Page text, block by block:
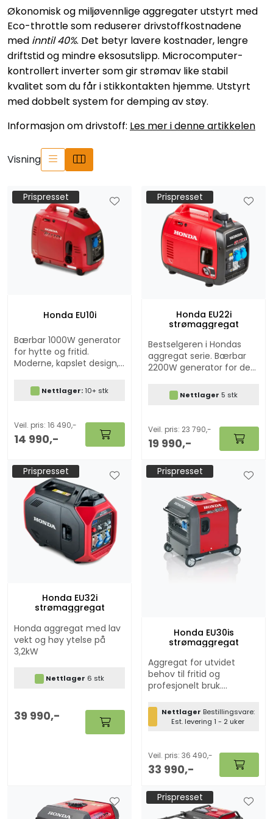
Økonomisk og miljøvennlige aggregater utstyrt med
Eco-throttle som reduserer drivstoffkostnadene
med inntil 40%. Det betyr lavere kostnader, lengre
driftstid og mindre eksosutslipp. Microcomputer-
kontrollert inverter som gir strømav like stabil
kvalitet som du får i stikkontakten hjemme. Utstyrt
med dobbelt system for demping av støy.
Informasjon om drivstoff: Les mer i denne artikkelen
Visning
Prispresset
Honda EU10i
Bærbar 1000W generator
for hytte og fritid.
Moderne, kapslet design,
lydnivå.Nettlager:10+ stk
Veil. pris: 16 490,-
14 990,-
Prispresset
Honda EU22i
strømaggregat
Bestselgeren i Hondas
aggregat serie. Bærbar
2200W generator for den
ekstra
Nettlager 5 stk
Veil. pris: 23 790,-
19 990,-
Prispresset
Honda EU32i
strømaggregat
Honda aggregat med lav
vekt og høy ytelse på
3,2kW
Nettlager 6 stk
39 990,-
Prispresset
Honda EU30is
strømaggregat
Aggregat for utvidet
behov til fritid og
profesjonelt bruk.
meget lavt lydnivå.
Honda Strømaggregat EU
like aggregater kan
parallellkobles for dobbel
effekt. Inverter og Eco
throttle, ladestrøm for 12
V batterier
Nettlager Bestillingsvare:
Est. levering 1 - 2 uker
Veil. pris: 36 490,-
33 990,-
Prispresset